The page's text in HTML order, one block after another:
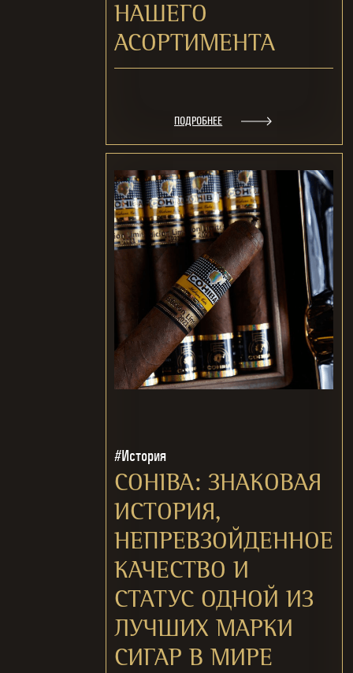
НАШЕГО
АСОРТИМЕНТА
ПОДРОБНЕЕ
#История
COHIBA: ЗНАКОВАЯ
ИСТОРИЯ,
НЕПРЕВЗОЙДЕННОЕ
КАЧЕСТВО И
СТАТУС ОДНОЙ ИЗ
ЛУЧШИХ МАРКИ
СИГАР В МИРЕ